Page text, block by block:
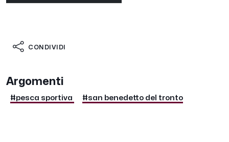
CONDIVIDI
Argomenti
#pesca sportiva #san benedetto del tronto